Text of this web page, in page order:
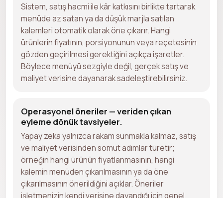
Sistem, satış hacmi ile kâr katkısını birlikte tartarak
menüde az satan ya da düşük marjla satılan
kalemleri otomatik olarak öne çıkarır. Hangi
ürünlerin fiyatının, porsiyonunun veya reçetesinin
gözden geçirilmesi gerektiğini açıkça işaretler.
Böylece menüyü sezgiyle değil, gerçek satış ve
maliyet verisine dayanarak sadeleştirebilirsiniz.
Operasyonel öneriler — veriden çıkan
eyleme dönük tavsiyeler.
Yapay zeka yalnızca rakam sunmakla kalmaz, satış
ve maliyet verisinden somut adımlar türetir;
örneğin hangi ürünün fiyatlanmasının, hangi
kalemin menüden çıkarılmasının ya da öne
çıkarılmasının önerildiğini açıklar. Öneriler
işletmenizin kendi verisine dayandığı için genel